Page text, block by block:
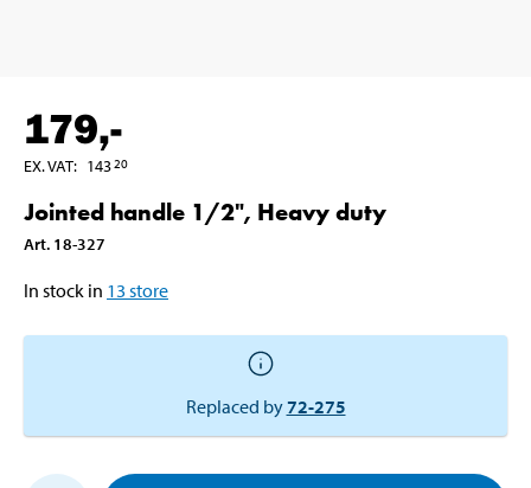
179,-
EX. VAT: 14320
Jointed handle 1/2", Heavy duty
Art. 18-327
In stock in 13 store
Replaced by72-275